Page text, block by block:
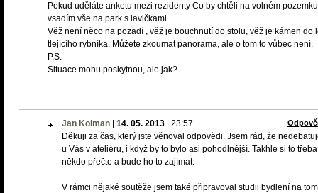
Pokud uděláte anketu mezi rezidenty Co by chtěli na volném
vsadím vše na park s lavičkami.
Věž není něco na pozadí , věž je bouchnutí do stolu, věž je kámen do
tlejícího rybníka. Můžete zkoumat panorama, ale o tom to vůbec není.
P.S.
Situace mohu poskytnou, ale jak?
Jan Kolman 14. 05. 2013 23:57
Děkuji za čas, který jste věnoval odpovědi. Jsem rád, že
u Vás v ateliéru, i když by to bylo asi pohodlnější. Takhle si to třeba
někdo přečte a bude ho to zajímat.
V rámci nějaké soutěže jsem také připravoval studii bydlení na